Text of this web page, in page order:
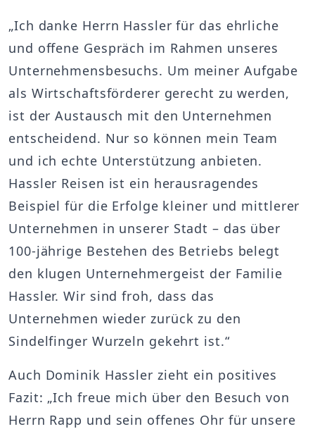
„Ich danke Herrn Hassler für das ehrliche
und offene Gespräch im Rahmen unseres
Unternehmensbesuchs. Um meiner Aufgabe
als Wirtschaftsförderer gerecht zu werden,
ist der Austausch mit den Unternehmen
entscheidend. Nur so können mein Team
und ich echte Unterstützung anbieten.
Hassler Reisen ist ein herausragendes
Beispiel für die Erfolge kleiner und mittlerer
Unternehmen in unserer Stadt – das über
100-jährige Bestehen des Betriebs belegt
den klugen Unternehmergeist der Familie
Hassler. Wir sind froh, dass das
Unternehmen wieder zurück zu den
Sindelfinger Wurzeln gekehrt ist.“
Auch Dominik Hassler zieht ein positives
Fazit: „Ich freue mich über den Besuch von
Herrn Rapp und sein offenes Ohr für unsere